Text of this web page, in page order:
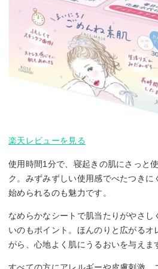
楽天レビューを見る
使用時間1分で、寝起きの肌にさっと
ク。みずみずしい使用感でべたつき
始められるのも魅力です。
なめらかなシートで肌当たりがやさし
いのもポイント。ほんのりと広がるオ
がら、心地よく肌にうるおいを与えま
すべての方にアレルギーや皮膚刺激、